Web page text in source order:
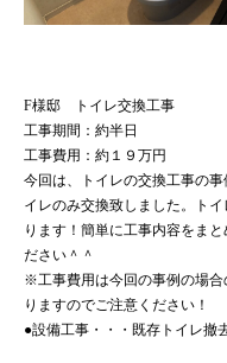
F様邸 トイレ交換工事
工事期間：約半日
工事費用：約１９万円
今回は、トイレの交換工事の
イレのみ交換致しました。ト
ります！簡単に工事内容をま
ださい＾＾
※工事費用は今回の事例の場合
りますのでご注意ください！
●設備工事・・・既存トイレ撤